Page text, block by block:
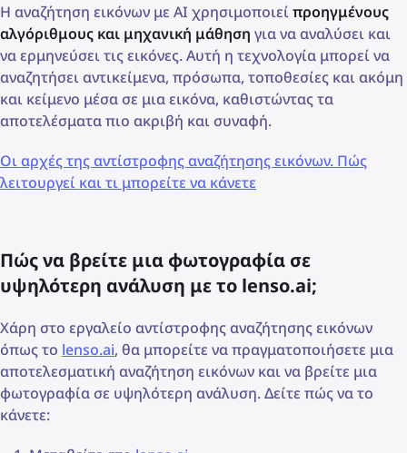
Η αναζήτηση εικόνων με AI χρησιμοποιείπροηγμένους
αλγόριθμους και μηχανική μάθηση για να αναλύσει και
να ερμηνεύσει τις εικόνες. Αυτή η τεχνολογία μπορεί να
αναζητήσει αντικείμενα, πρόσωπα, τοποθεσίες και ακόμη
και κείμενο μέσα σε μια εικόνα, καθιστώντας τα
αποτελέσματα πιο ακριβή και συναφή.
Οι αρχές της αντίστροφης αναζήτησης εικόνων. Πώς
λειτουργεί και τι μπορείτε να κάνετε
Πώς να βρείτε μια φωτογραφία σε
υψηλότερη ανάλυση με το lenso.ai;
Χάρη στο εργαλείο αντίστροφης αναζήτησης εικόνων
όπως το lenso.ai, θα μπορείτε να πραγματοποιήσετε μια
αποτελεσματική αναζήτηση εικόνων και να βρείτε μια
φωτογραφία σε υψηλότερη ανάλυση. Δείτε πώς να το
κάνετε: